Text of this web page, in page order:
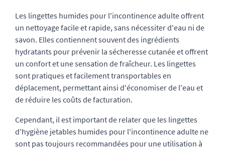
Les lingettes humides pour l'incontinence adulte offrent
un nettoyage facile et rapide, sans nécessiter d'eau ni de
savon. Elles contiennent souvent des ingrédients
hydratants pour prévenir la sécheresse cutanée et offrent
un confort et une sensation de fraîcheur. Les lingettes
sont pratiques et facilement transportables en
déplacement, permettant ainsi d'économiser de l'eau et
de réduire les coûts de facturation.
Cependant, il est important de relater que les lingettes
d'hygiène jetables humides pour l'incontinence adulte ne
sont pas toujours recommandées pour une utilisation à